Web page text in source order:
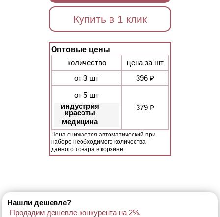
Купить в 1 клик
Оптовые цены
количество
цена за шт
от 3 шт
396 ₽
от 5 шт
индустрия
красоты
медицина
379 ₽
Цена снижается автоматический при
наборе необходимого количества
данного товара в корзине.
Нашли дешевле?
Продадим дешевле конкурента на 2%.